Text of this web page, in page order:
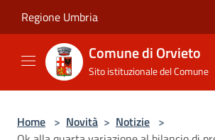
Regione Umbria
Comune di Orvieto
Sito istituzionale del Comune
Home > Novità > Notizie >